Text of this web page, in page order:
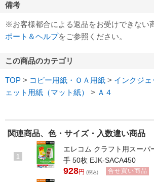
備考
※お客様都合による返品をお受けできない
ポート＆ヘルプをご参照ください。
この商品のカテゴリ
TOP > コピー用紙・ＯＡ用紙 > インクジ
ェット用紙（マット紙）
> Ａ４
関連商品、色・サイズ・入数違い商品
1
エレコム クラフト用スーパ
手 50枚 EJK-SACA450
928円 (税込) 合せ買い商品